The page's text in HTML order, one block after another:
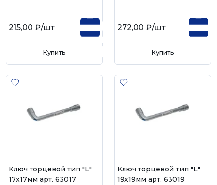
215,00 ₽/шт
Купить
272,00 ₽/шт
Купить
Ключ торцевой тип "L"
17х17мм арт. 63017
Ключ торцевой тип "L"
19х19мм арт. 63019